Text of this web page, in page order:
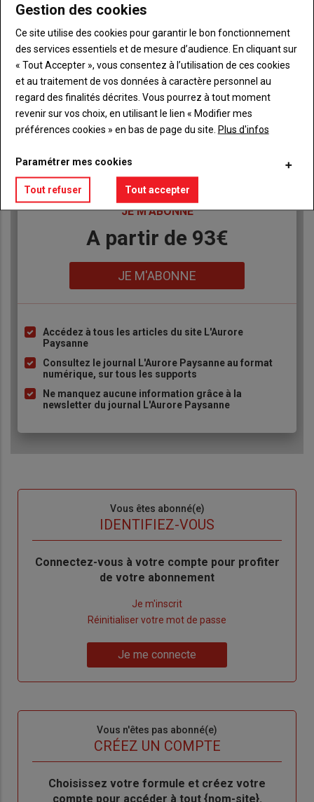
Publicité
TITRE JE M'ABONNE
A partir de 93€
JE M'ABONNE
Liste
puce
Accédez à tous les articles du site L'Aurore
Paysanne
Consultez le journal L'Aurore Paysanne au format
numérique, sur tous les supports
Ne manquez aucune information grâce à la
newsletter du journal L'Aurore Paysanne
Vous êtes abonné(e)
IDENTIFIEZ-VOUS
Body
Connectez-vous à votre compte pour profiter
de votre abonnement
Je m'inscrit
de
Réinitialiser votre mot de passe
me
Je me connecte
Vous n'êtes pas abonné(e)
CRÉEZ UN COMPTE
BodyChoisissez votre formule et créez votre
compte pour accéder à tout {nom-site}.
Gestion des cookies
Ce site utilise des cookies pour garantir le bon fonctionnement
des services essentiels et de mesure d’audience. En cliquant sur
« Tout Accepter », vous consentez à l’utilisation de ces cookies
et au traitement de vos données à caractère personnel au
regard des finalités décrites. Vous pourrez à tout moment
revenir sur vos choix, en utilisant le lien « Modifier mes
préférences cookies » en bas de page du site. Plus d'infos
Paramétrer mes cookies
Tout refuser Tout accepter